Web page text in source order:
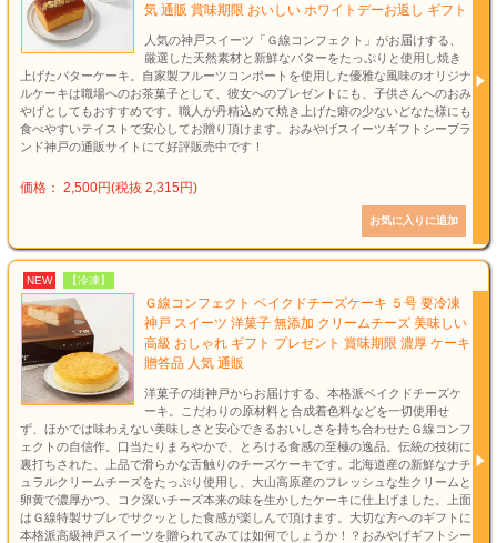
気 通販 賞味期限 おいしい ホワイトデーお返し ギフト
人気の神戸スイーツ「Ｇ線コンフェクト」がお届けする、
厳選した天然素材と新鮮なバターをたっぷりと使用し焼き
上げたバターケーキ。自家製フルーツコンポートを使用した優雅な風味のオリジナ
ルケーキは職場へのお茶菓子として、彼女へのプレゼントにも、子供さんへのおみ
やげとしてもおすすめです。職人が丹精込めて焼き上げた癖の少ないどなた様にも
食べやすいテイストで安心してお贈り頂けます。おみやげスイーツギフトシーブラ
ンド神戸の通販サイトにて好評販売中です！
価格： 2,500円(税抜 2,315円)
NEW 【冷凍】
Ｇ線コンフェクト ベイクドチーズケーキ ５号 要冷凍
神戸 スイーツ 洋菓子 無添加 クリームチーズ 美味しい
高級 おしゃれ ギフト プレゼント 賞味期限 濃厚 ケーキ
贈答品 人気 通販
洋菓子の街神戸からお届けする、本格派ベイクドチーズケ
ーキ。こだわりの原材料と合成着色料などを一切使用せ
ず、ほかでは味わえない美味しさと安心できるおいしさを持ち合わせたＧ線コンフ
ェクトの自信作。口当たりまろやかで、とろける食感の至極の逸品。伝統の技術に
裏打ちされた、上品で滑らかな舌触りのチーズケーキです。北海道産の新鮮なナチ
ュラルクリームチーズをたっぷり使用し、大山高原産のフレッシュな生クリームと
卵黄で濃厚かつ、コク深いチーズ本来の味を生かしたケーキに仕上げました。上面
はＧ線特製サブレでサクッとした食感が楽しんで頂けます。大切な方へのギフトに
本格派高級神戸スイーツを贈られてみては如何でしょうか！？おみやげギフトシー